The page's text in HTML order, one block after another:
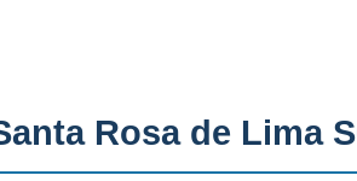
Rosa de Lima